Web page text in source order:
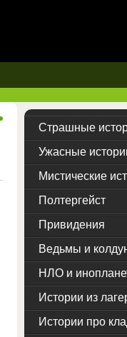
Страшные
Ужасные
Мистические
Полтергейст
Привидения
Ведьмы и
НЛО и
Истории из
Истории про